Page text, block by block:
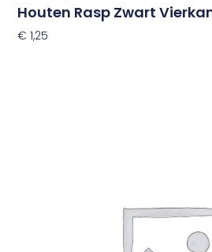
Houten Rasp Zwart
€ 1,25